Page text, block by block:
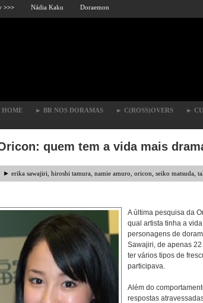
>>> Nádia Kaku Doraemon
HOME ► BR NOS DORAMAS ► C(ROSS)OVERS ►
quem tem a vida mais
► erika sawajiri hiroshi tamura namie amuro oricon seiko matsuda
A última pesquisa da
qual artista tinha a
personagens de
Sawajiri, de apenas
ter vários tipos de
participava.
Além do
respostas